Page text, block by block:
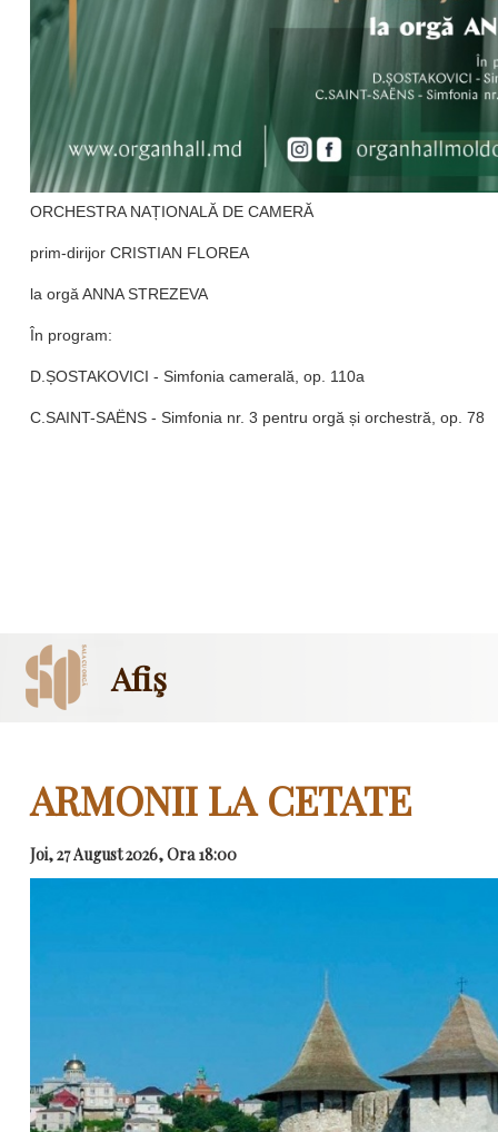
ORCHESTRA NAȚIONALĂ DE CAMERĂ
prim-dirijor CRISTIAN FLOREA
la orgă ANNA STREZEVA
În program:
D.ȘOSTAKOVICI - Simfonia camerală, op. 110a
C.SAINT-SAËNS - Simfonia nr. 3 pentru orgă și orchestră, op. 78
Afiş
ARMONII LA CETATE
Joi, 27 August 2026, Ora 18:00